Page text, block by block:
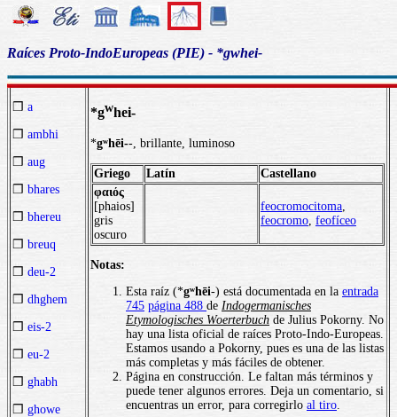
Raíces Proto-IndoEuropeas (PIE) - *gwhei-
❒ a
❒ ambhi
❒ aug
❒ bhares
❒ bhereu
❒ breuq
❒ deu-2
❒ dhghem
❒ eis-2
❒ eu-2
❒ ghabh
❒ ghowe
*gwhei-
*gʷhēi--, brillante, luminoso
Griego Latín
Castellano
φαιός
[phaios]
gris
oscuro
feocromocitoma,
feocromo, feofíceo
Notas:
Esta raíz (*gʷhēi-) está documentada en la entrada
745 página 488 de Indogermanisches
Etymologisches Woerterbuch de Julius Pokorny. No
hay una lista oficial de raíces Proto-Indo-Europeas.
Estamos usando a Pokorny, pues es una de las listas
más completas y más fáciles de obtener.
Página en construcción. Le faltan más términos y
puede tener algunos errores. Deja un comentario, si
encuentras un error, para corregirlo al tiro.